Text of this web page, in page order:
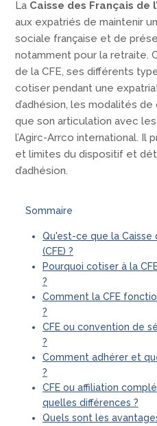
La Caisse des Français de
aux expatriés de maintenir
sociale française et de
notamment pour la retraite.
de la CFE, ses différents
cotiser pendant une
d’adhésion, les modalités
que son articulation avec
l’Agirc-Arrco international. Il
et limites du dispositif et
d’adhésion.
Sommaire
Qu'est-ce que la Caisse
(CFE) ?
Pourquoi cotiser à la
?
Comment la CFE
?
CFE ou convention de
?
Comment adhérer et
?
CFE ou affiliation
quelles différences ?
Quels sont les